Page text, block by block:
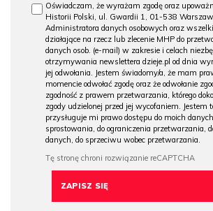
Oświadczam, że wyrażam zgodę oraz
Historii Polski, ul. Gwardii 1, 01-538
Administratora danych osobowych oraz
działające na rzecz lub zlecenie MHP do
danych osob. (e-mail) w zakresie i celach
otrzymywania newslettera dzieje.pl od dnia
jej odwołania. Jestem świadomy/a, że mam
momencie odwołać zgodę oraz że odwołanie
zgodność z prawem przetwarzania, którego
zgody udzielonej przed jej wycofaniem. Jestem
przysługuje mi prawo dostępu do moich
sprostowania, do ograniczenia przetwarzania,
danych, do sprzeciwu wobec przetwarzania.